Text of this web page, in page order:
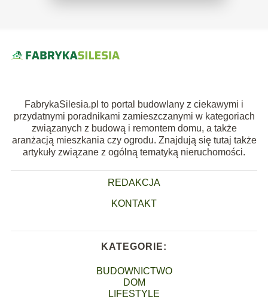
FabrykaSilesia.pl to portal budowlany z ciekawymi i
przydatnymi poradnikami zamieszczanymi w kategoriach
związanych z budową i remontem domu, a także
aranżacją mieszkania czy ogrodu. Znajdują się tutaj także
artykuły związane z ogólną tematyką nieruchomości.
REDAKCJA
KONTAKT
KATEGORIE:
BUDOWNICTWO
DOM
LIFESTYLE